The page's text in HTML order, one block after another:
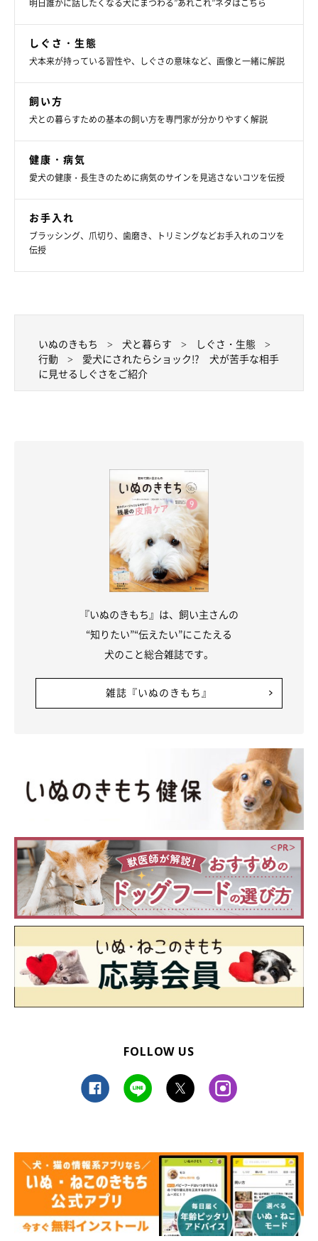
明日誰かに話したくなる犬にまつわる”あれこれ”ネタはこちら
しぐさ・生態
犬本来が持っている習性や、しぐさの意味など、画像と一緒に解説
飼い方
犬との暮らすための基本の飼い方を専門家が分かりやすく解説
健康・病気
愛犬の健康・長生きのために病気のサインを見逃さないコツを伝授
お手入れ
ブラッシング、爪切り、歯磨き、トリミングなどお手入れのコツを
伝授
いぬのきもち 犬と暮らす
しぐさ・生態
行動
愛犬にされたらショック!? 犬が苦手な相手
に見せるしぐさをご紹介
『いぬのきもち』は、飼い主さんの
“知りたい”“伝えたい”にこたえる
犬のこと総合雑誌です。
雑誌『いぬのきもち』
FOLLOW US